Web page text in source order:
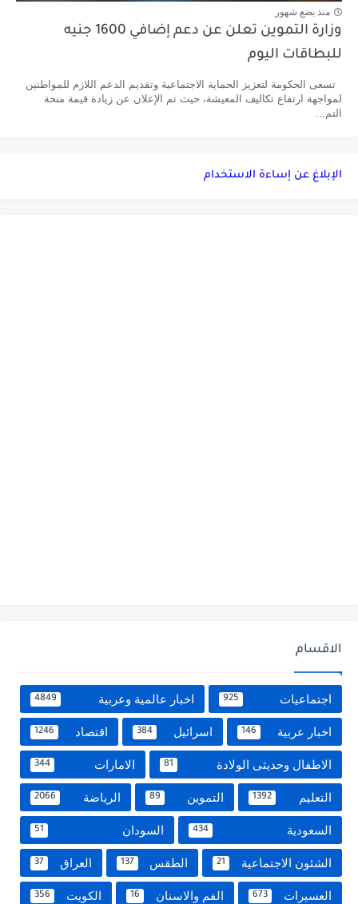
منذ بضع شهور
وزارة التموين تعلن عن دعم إضافي 1600 جنيه
للبطاقات اليوم
تسعى الحكومة لتعزيز الحماية الاجتماعية وتقديم الدعم اللازم للمواطنين
لمواجهة ارتفاع تكاليف المعيشة، حيث تم الإعلان عن زيادة قيمة منحة
التم...
الإبلاغ عن إساءة الاستخدام
الاقسام
اجتماعيات 925 اخبار عالمية وعربية 4849
اخبار عربية 146 اسرائيل 384 اقتصاد 1246
الاطفال وحديثى الولادة 81 الامارات 344
التعليم 1392 التموين 89 الرياضة 2066
السعودية 434 السودان 51
الشئون الاجتماعية 21 الطقس 137 العراق 37
العسيرات 673 الفم والاسنان 16 الكويت 356